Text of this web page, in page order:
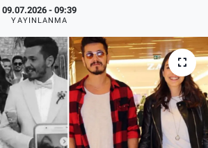
09.07.2026 - 09:39
YAYINLANMA